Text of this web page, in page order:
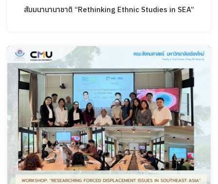
สัมมนานานาชาติ “Rethinking Ethnic Studies in SEA”